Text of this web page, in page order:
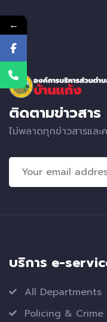
ติดตามข่าวสาร
ไม่พลาดทุกข่าวสารและ
บริการ e-
All Departments
Policing & Crime
←